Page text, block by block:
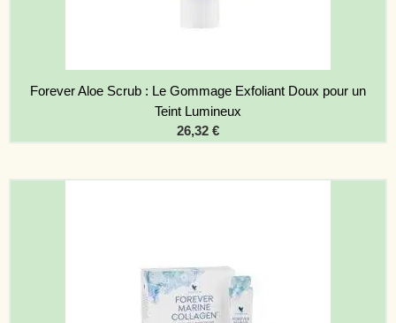
Forever Aloe Scrub : Le Gommage Exfoliant Doux pour un
Teint Lumineux
26,32 €